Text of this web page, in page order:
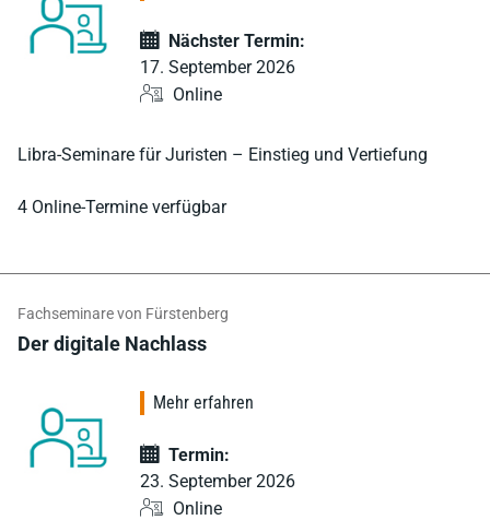
Libra-Seminare für Juristen – Einstieg und Vertiefung
4 Online-Termine verfügbar
Nächster Termin:
17. September 2026
Online
Fachseminare von Fürstenberg
Der digitale Nachlass
Mehr erfahren
Termin:
23. September 2026
Online